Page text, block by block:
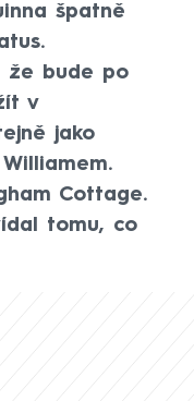
špatně
že bude po
v
jako
Cottage.
tomu, co